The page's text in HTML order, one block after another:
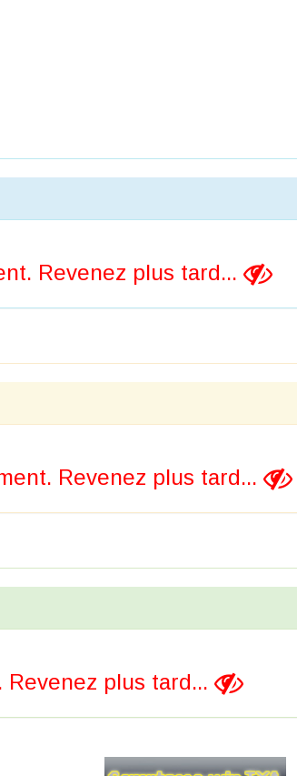
Revenez plus tard...
Revenez plus tard...
Revenez plus tard...